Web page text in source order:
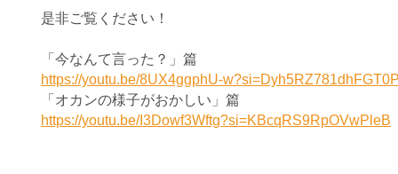
是非ご覧ください！
「今なんて言った？」篇
https://youtu.be/8UX4ggphU-
「オカンの様子がおかしい」篇
https://youtu.be/I3Dowf3Wftg?si=KBcqRS9RpOVwPleB